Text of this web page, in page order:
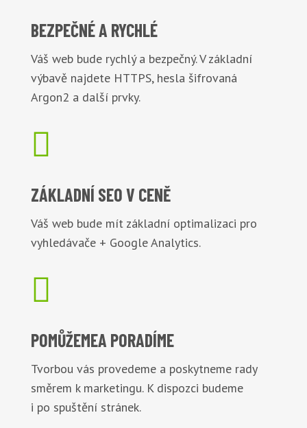
BEZPEČNÉA RYCHLÉ
Váš web bude rychlý a bezpečný. V základní
výbavě najdete HTTPS, hesla šifrovaná
Argon2 a další prvky.

ZÁKLADNÍ SEO V CENĚ
Váš web bude mít základní optimalizaci pro
vyhledávače + Google Analytics.

POMŮŽEMEA PORADÍME
Tvorbou vás provedeme a poskytneme rady
směrem k marketingu. K dispozci budeme
i po spuštění stránek.